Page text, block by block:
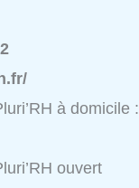
à domicile :
ouvert